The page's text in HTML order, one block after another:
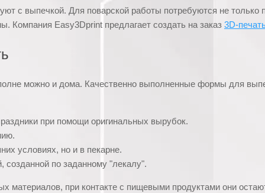
с выпечкой. Для поварской работы потребуются не
Компания Easy3Dprint предлагает создать на заказ 3D-
можно и дома. Качественно выполненные формы для
при помощи оригинальных вырубок.
условиях, но и в пекарне.
созданной по заданному "лекалу".
материалов, при контакте с пищевыми продуктами они